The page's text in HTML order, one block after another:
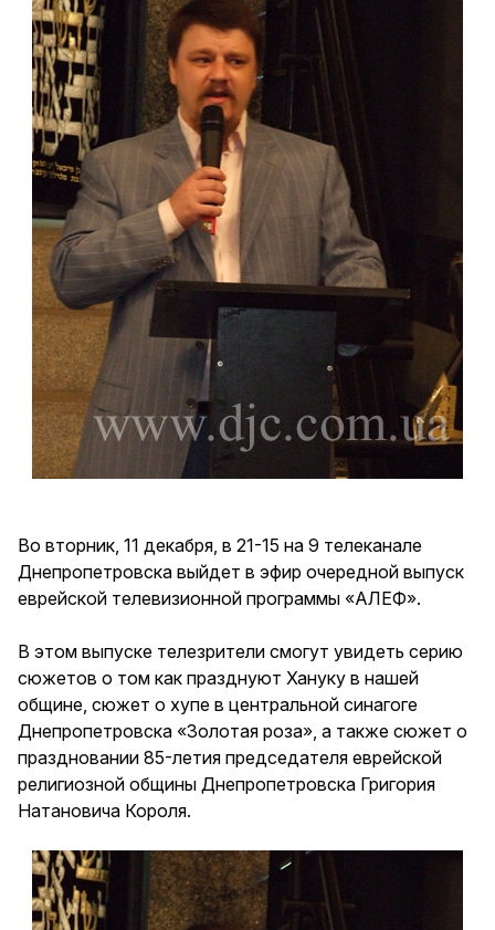
Во вторник, 11 декабря, в 21-15 на 9 телеканале
Днепропетровска выйдет в эфир очередной выпуск
еврейской телевизионной программы «АЛЕФ».
В этом выпуске телезрители смогут увидеть серию
сюжетов о том как празднуют Хануку в нашей
общине, сюжет о хупе в центральной синагоге
Днепропетровска «Золотая роза», а также сюжет о
праздновании 85-летия председателя еврейской
религиозной общины Днепропетровска Григория
Натановича Короля.